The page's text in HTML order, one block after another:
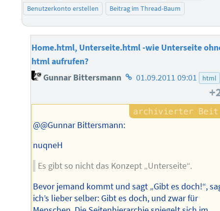
Benutzerkonto erstellen
Beitrag im Thread-Baum
Home.html, Unterseite.html -wie Unterseite
html aufrufen?
Gunnar Bittersmann Homepage
Autors
01.09.2011 09:01 html
@@Gunnar Bittersmann:
nuqneH
Es gibt so nicht das Konzept „Unterseite“.
Bevor jemand kommt und sagt „Gibt es doch!“,
ich’s lieber selber: Gibt es doch, und zwar für